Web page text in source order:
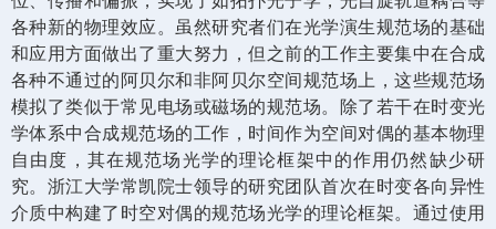
各种新的物理效应。虽然研究者们在光学演生规范场的基础
和应用方面做出了重大努力，但之前的工作主要集中在合成
各种不通过的阿贝尔和非阿贝尔空间规范场上，这些规范场
模拟了类似于常见电场或磁场的规范场。除了若干在时变光
学体系中合成规范场的工作，时间作为空间对偶的基本物理
自由度，其在规范场光学的理论框架中的作用仍然缺少研
究。浙江大学常凯院士领导的研究团队首次在时变各向异性
介质中构建了时空对偶的规范场光学的理论框架。通过使用